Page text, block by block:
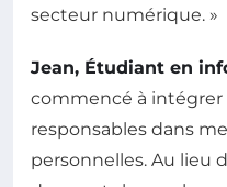
secteur numérique. »
Jean, Étudiant en
commencé à intégrer
responsables dans
personnelles. Au lieu